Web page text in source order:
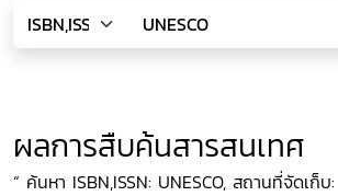
ผลการสืบค้นสารสนเทศ
“ ค้นหา ISBN,ISSN: UNESCO, สถานที่จัดเก็